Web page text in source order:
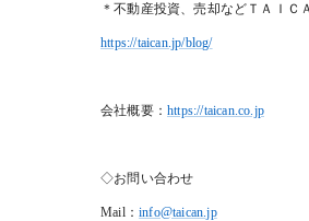
＊不動産投資、売却などＴＡＩＣ
https://taican.jp/blog/
会社概要： https://taican.co.jp
◇お問い合わせ
Mail：info@taican.jp